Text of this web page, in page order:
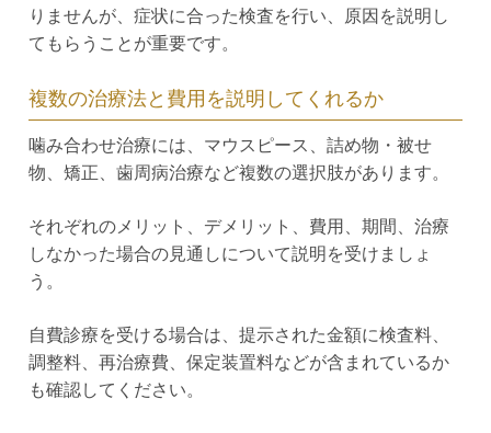
りませんが、症状に合った検査を行い、原因を説明し
てもらうことが重要です。
複数の治療法と費用を説明してくれるか
噛み合わせ治療には、マウスピース、詰め物・被せ
物、矯正、歯周病治療など複数の選択肢があります。
それぞれのメリット、デメリット、費用、期間、治療
しなかった場合の見通しについて説明を受けましょ
う。
自費診療を受ける場合は、提示された金額に検査料、
調整料、再治療費、保定装置料などが含まれているか
も確認してください。